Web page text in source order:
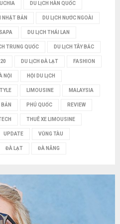
M
DU LỊCH HÀN QUỐC
NHẬT BẢN DU LỊCH NƯỚC NGOÀI
DU LỊCH THÁI LAN
TRUNG QUỐC DU LỊCH TÂY BẮC
DU LỊCH ĐÀ LẠT FASHION
NỘI HỘI DU LỊCH
LIMOUSINE MALAYSIA
BẢN PHÚ QUỐC REVIEW
THUÊ XE LIMOUSINE
UPDATE VŨNG TÀU
ĐÀ LẠT ĐÀ NẴNG